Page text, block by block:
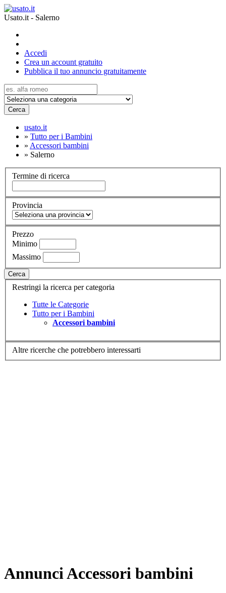
Usato.it - Salerno
Accedi
Crea un account gratuito
Pubblica il tuo annuncio gratuitamente
Cerca
usato.it
» Tutto per i Bambini
» Accessori bambini
» Salerno
Termine di ricerca
Provincia
Prezzo
Minimo
Massimo
Cerca
Restringi la ricerca per categoria
Tutte le Categorie
Tutto per i Bambini
Accessori bambini
Altre ricerche che potrebbero interessarti
Annunci Accessori bambini